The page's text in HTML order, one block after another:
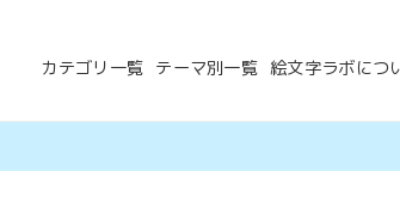
カテゴリ一覧 テーマ別一覧 絵文字ラボにつ